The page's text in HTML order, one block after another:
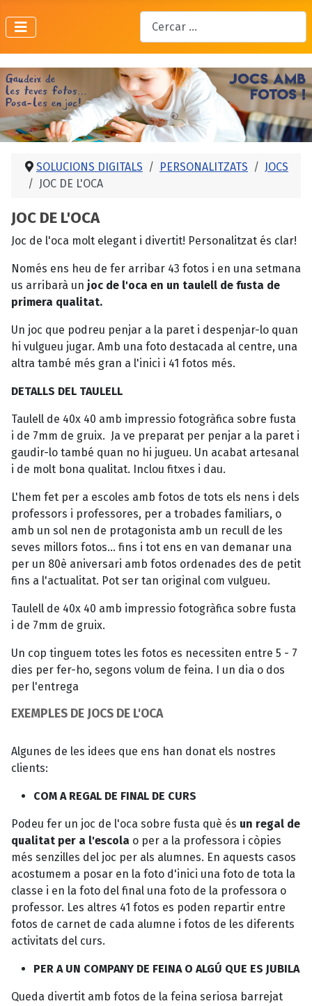
Cercar
SOLUCIONS DIGITALS PERSONALITZATS
JOCS
JOC DE L'OCA
JOC DE L'OCA
Joc de l'oca molt elegant i divertit! Personalitzat és clar!
Només ens heu de fer arribar 43 fotos i en una setmana
us arribarà un joc de l'oca en un taulell de fusta de
primera qualitat.
Un joc que podreu penjar a la paret i despenjar-lo quan
hi vulgueu jugar. Amb una foto destacada al centre, una
altra també més gran a l'inici i 41 fotos més.
DETALLS DEL TAULELL
Taulell de 40x 40 amb impressio fotogràfica sobre fusta
i de 7mm de gruix. Ja ve preparat per penjar a la paret i
gaudir-lo també quan no hi jugueu. Un acabat artesanal
i de molt bona qualitat. Inclou fitxes i dau.
L'hem fet per a escoles amb fotos de tots els nens i dels
professors i professores, per a trobades familiars, o
amb un sol nen de protagonista amb un recull de les
seves millors fotos... fins i tot ens en van demanar una
per un 80è aniversari amb fotos ordenades des de petit
fins a l'actualitat. Pot ser tan original com vulgueu.
Taulell de 40x 40 amb impressio fotogràfica sobre fusta
i de 7mm de gruix.
Un cop tinguem totes les fotos es necessiten entre 5 - 7
dies per fer-ho, segons volum de feina. I un dia o dos
per l'entrega
EXEMPLES DE JOCS DE L'OCA
Algunes de les idees que ens han donat els nostres
clients:
COM A REGAL DE FINAL DE CURS
Podeu fer un joc de l'oca sobre fusta què és un regal de
qualitat per a l'escola o per a la professora i còpies
més senzilles del joc per als alumnes. En aquests casos
acostumem a posar en la foto d'inici una foto de tota la
classe i en la foto del final una foto de la professora o
professor. Les altres 41 fotos es poden repartir entre
fotos de carnet de cada alumne i fotos de les diferents
activitats del curs.
PER A UN COMPANY DE FEINA O ALGÚ QUE ES JUBILA
Queda divertit amb fotos de la feina seriosa barrejat